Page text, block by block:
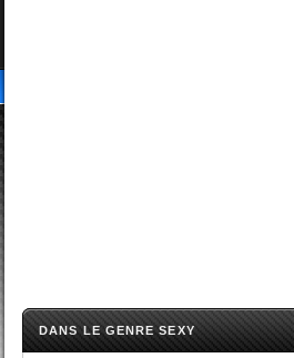
DANS LE GENRE SEXY